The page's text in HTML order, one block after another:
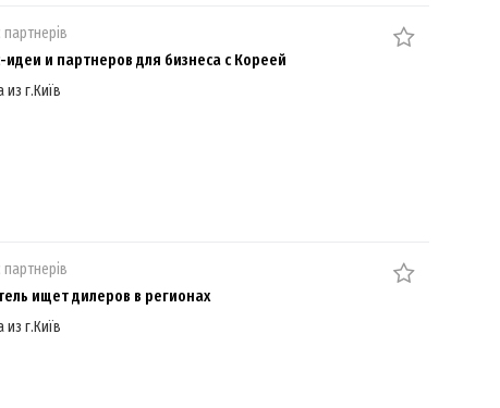
и партнеров для бизнеса с Кореей
из г.Київ
ищет дилеров в регионах
из г.Київ